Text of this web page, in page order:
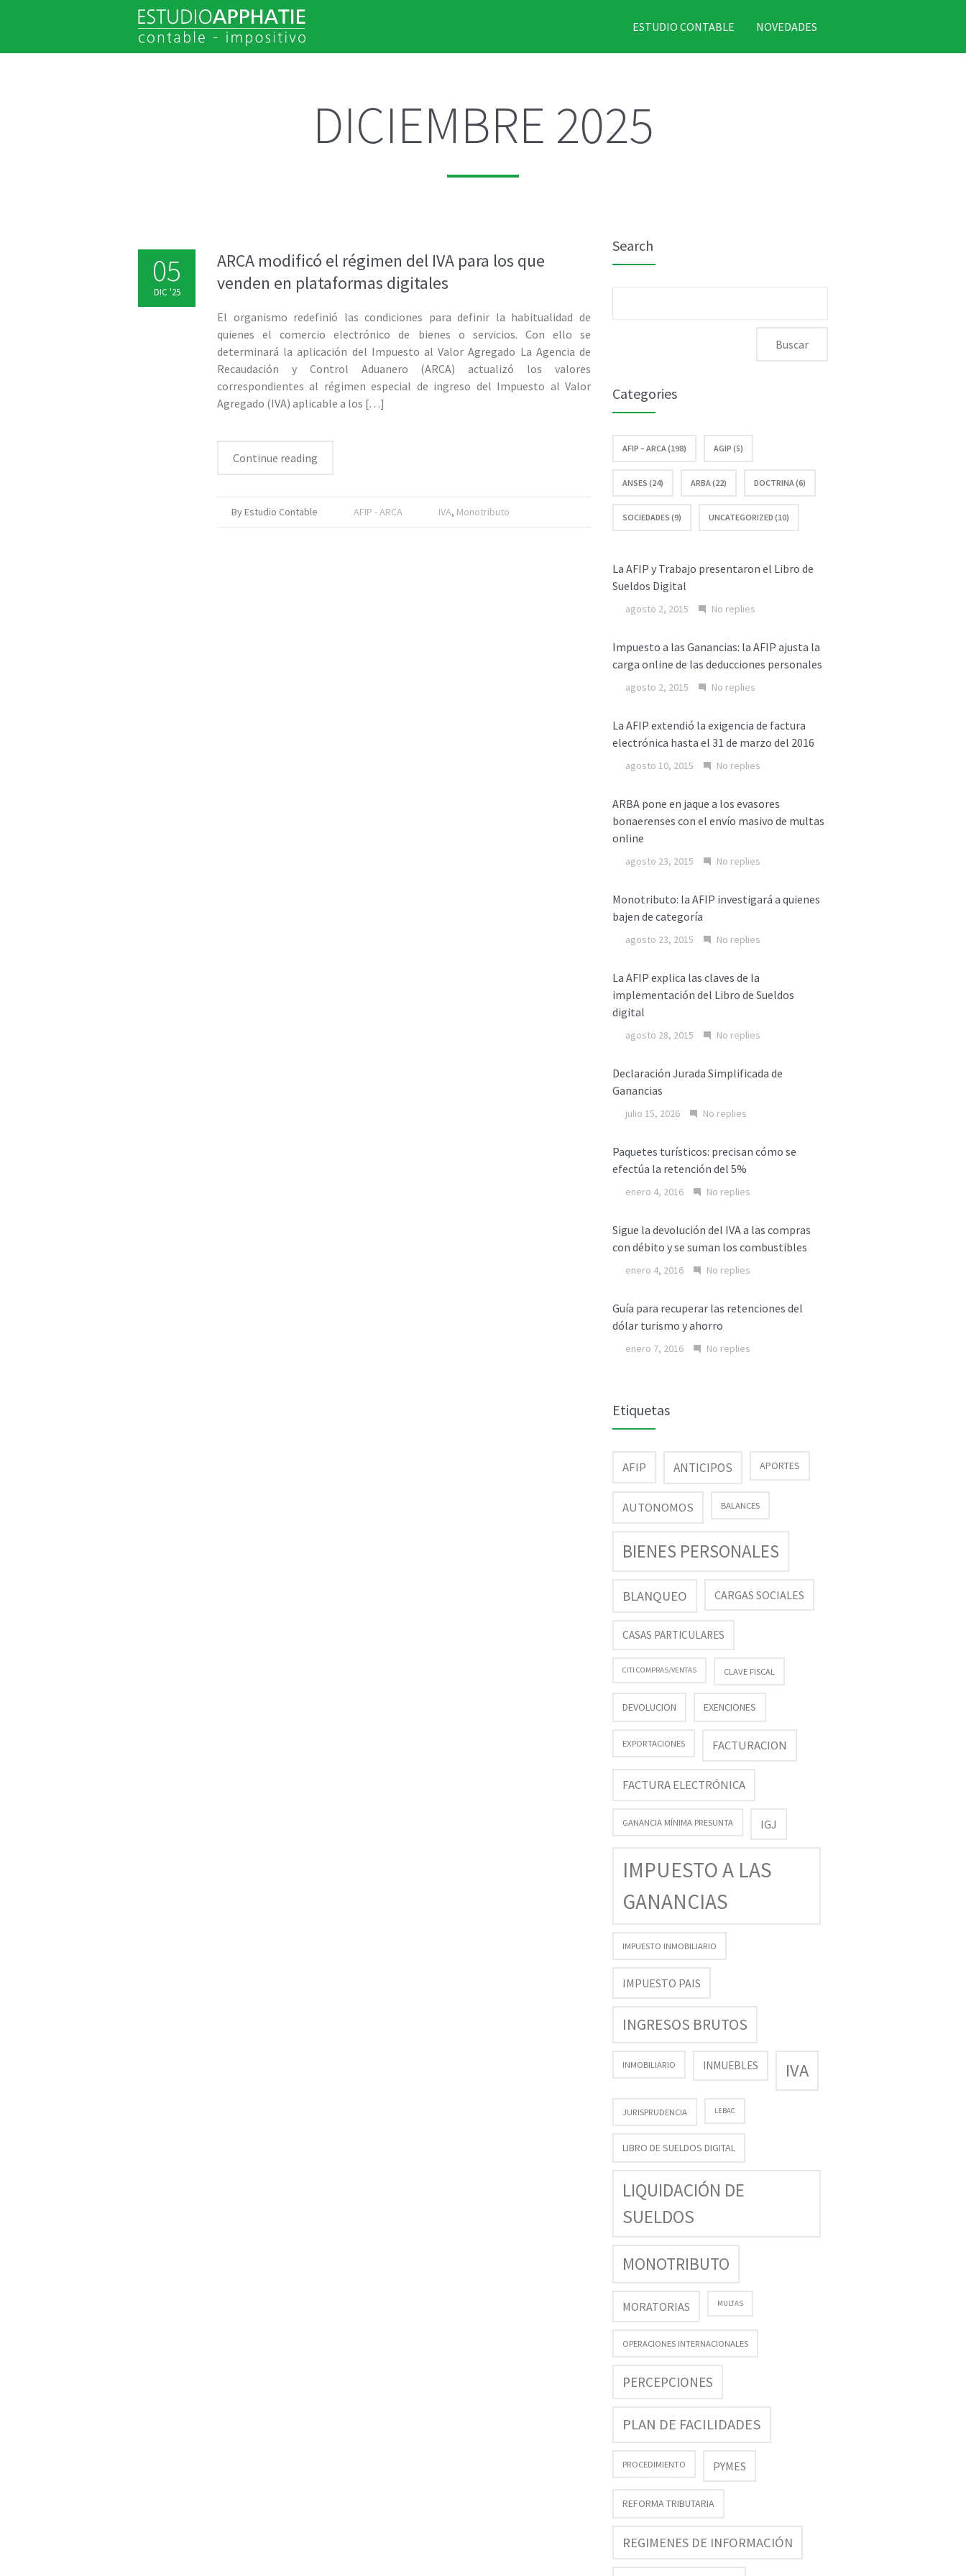
ESTUDIO CONTABLE NOVEDADES
DICIEMBRE 2025
05
DIC '25
ARCA modificó el régimen del IVA para los que
venden en plataformas digitales
El organismo redefinió las condiciones para definir la habitualidad de
quienes el comercio electrónico de bienes o servicios. Con ello se
determinará la aplicación del Impuesto al Valor Agregado La Agencia de
Recaudación y Control Aduanero (ARCA) actualizó los valores
correspondientes al régimen especial de ingreso del Impuesto al Valor
Agregado (IVA) aplicable a los […]
Continue reading
By Estudio Contable AFIP - ARCA IVA, Monotributo
Search
Categories
AFIP – ARCA (198) AGIP (5)
ANSES (24) ARBA (22) DOCTRINA (6)
SOCIEDADES (9) UNCATEGORIZED (10)
La AFIP y Trabajo presentaron el Libro de
Sueldos Digital
agosto 2, 2015 No replies
Impuesto a las Ganancias: la AFIP ajusta la
carga online de las deducciones personales
agosto 2, 2015 No replies
La AFIP extendió la exigencia de factura
electrónica hasta el 31 de marzo del 2016
agosto 10, 2015 No replies
ARBA pone en jaque a los evasores
bonaerenses con el envío masivo de multas
online
agosto 23, 2015 No replies
Monotributo: la AFIP investigará a quienes
bajen de categoría
agosto 23, 2015 No replies
La AFIP explica las claves de la
implementación del Libro de Sueldos
digital
agosto 28, 2015 No replies
Declaración Jurada Simplificada de
Ganancias
julio 15, 2026 No replies
Paquetes turísticos: precisan cómo se
efectúa la retención del 5%
enero 4, 2016 No replies
Sigue la devolución del IVA a las compras
con débito y se suman los combustibles
enero 4, 2016 No replies
Guía para recuperar las retenciones del
dólar turismo y ahorro
enero 7, 2016 No replies
Etiquetas
AFIP ANTICIPOS APORTES
AUTONOMOS BALANCES
BIENES PERSONALES
BLANQUEO CARGAS SOCIALES
CASAS PARTICULARES
CITI COMPRAS/VENTAS CLAVE FISCAL
DEVOLUCION EXENCIONES
EXPORTACIONES FACTURACION
FACTURA ELECTRÓNICA
GANANCIA MÍNIMA PRESUNTA IGJ
IMPUESTO A LAS
GANANCIAS
IMPUESTO INMOBILIARIO
IMPUESTO PAIS
INGRESOS BRUTOS
INMOBILIARIO INMUEBLES IVA
JURISPRUDENCIA LEBAC
LIBRO DE SUELDOS DIGITAL
LIQUIDACIÓN DE
SUELDOS
MONOTRIBUTO
MORATORIAS MULTAS
OPERACIONES INTERNACIONALES
PERCEPCIONES
PLAN DE FACILIDADES
PROCEDIMIENTO PYMES
REFORMA TRIBUTARIA
REGIMENES DE INFORMACIÓN